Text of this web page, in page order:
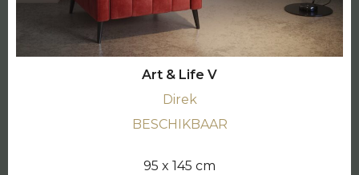
Art & Life V
Direk
BESCHIKBAAR
95 x 145 cm